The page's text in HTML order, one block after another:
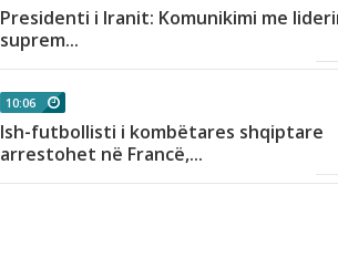
Presidenti i Iranit: Komunikimi me
suprem...
10:06
Ish-futbollisti i kombëtares shqiptare
arrestohet në Francë,...